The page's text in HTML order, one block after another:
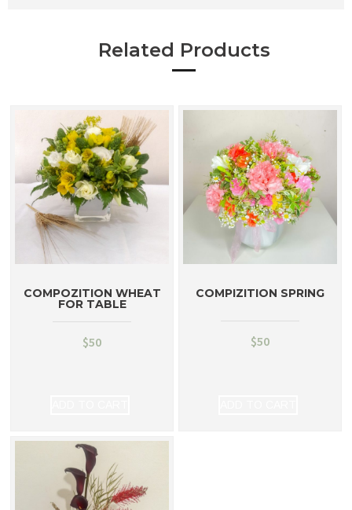
Related Products
COMPOZITION WHEAT
FOR TABLE
$50
COMPIZITION SPRING
$50